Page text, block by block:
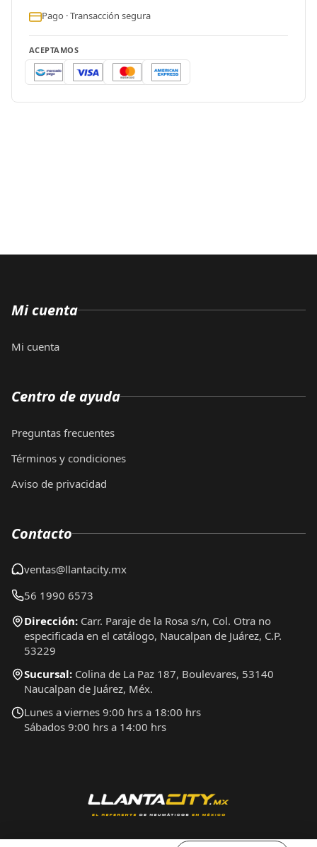
Pago · Transacción segura
ACEPTAMOS
Mi cuenta
Mi cuenta
Centro de ayuda
Preguntas frecuentes
Términos y condiciones
Aviso de privacidad
Contacto
ventas@llantacity.mx
56 1990 6573
Dirección: Carr. Paraje de la Rosa s/n, Col. Otra no
especificada en el catálogo, Naucalpan de Juárez, C.P.
53229
Sucursal: Colina de La Paz 187, Boulevares, 53140
Naucalpan de Juárez, Méx.
Lunes a viernes 9:00 hrs a 18:00 hrs
Sábados 9:00 hrs a 14:00 hrs